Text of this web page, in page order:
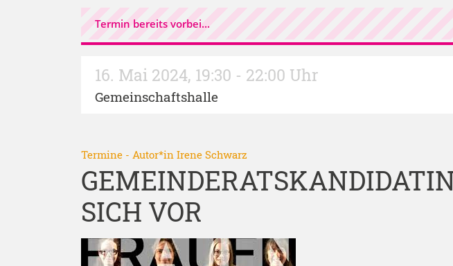
Termin bereits vorbei...
16. Mai 2024, 19:30 - 22:00 Uhr
Gemeinschaftshalle
Termine - Autor*in Irene Schwarz
SICH VOR